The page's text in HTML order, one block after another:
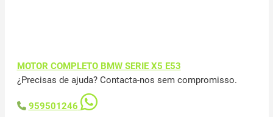
MOTOR COMPLETO BMW SERIE X5 E53
¿Precisas de ajuda? Contacta-nos sem compromisso.
959501246